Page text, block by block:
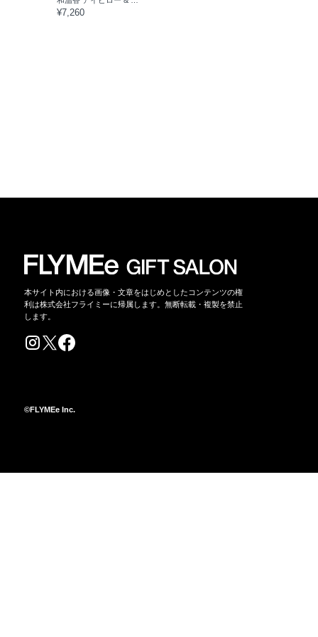
¥7,260
本サイト内における画像・文章をはじめとしたコンテンツの権
利は株式会社フライミーに帰属します。無断転載・複製を禁止
します。
©FLYMEe Inc.